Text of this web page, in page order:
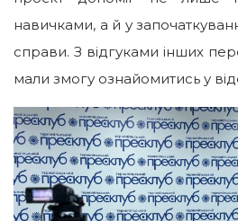
навичками, а й у
справи. З відгуками інших
мали змогу ознайомитись у